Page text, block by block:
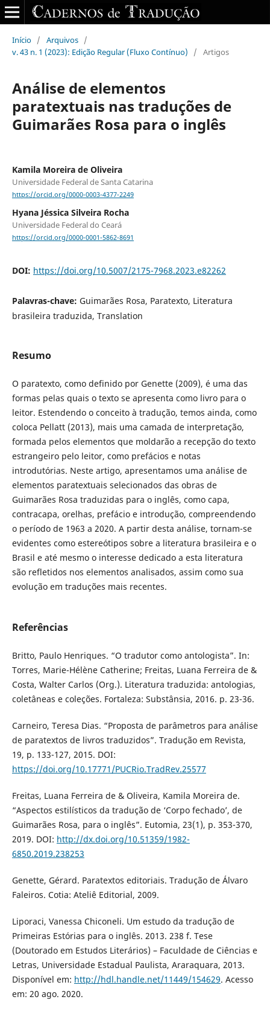
Início / Arquivos /
v. 43 n. 1 (2023): Edição Regular (Fluxo Contínuo)
/ Artigos
Análise de elementos
paratextuais nas traduções de
Guimarães Rosa para o inglês
Kamila Moreira de Oliveira
Universidade Federal de Santa Catarina
https://orcid.org/0000-0003-4377-2249
Hyana Jéssica Silveira Rocha
Universidade Federal do Ceará
https://orcid.org/0000-0001-5862-8691
DOI: https://doi.org/10.5007/2175-7968.2023.e82262
Palavras-chave: Guimarães Rosa, Paratexto, Literatura
brasileira traduzida, Translation
Resumo
O paratexto, como definido por Genette (2009), é uma das
formas pelas quais o texto se apresenta como livro para o
leitor. Estendendo o conceito à tradução, temos ainda, como
coloca Pellatt (2013), mais uma camada de interpretação,
formada pelos elementos que moldarão a recepção do texto
estrangeiro pelo leitor, como prefácios e notas
introdutórias. Neste artigo, apresentamos uma análise de
elementos paratextuais selecionados das obras de
Guimarães Rosa traduzidas para o inglês, como capa,
contracapa, orelhas, prefácio e introdução, compreendendo
o período de 1963 a 2020. A partir desta análise, tornam-se
evidentes como estereótipos sobre a literatura brasileira e o
Brasil e até mesmo o interesse dedicado a esta literatura
são refletidos nos elementos analisados, assim como sua
evolução em traduções mais recentes.
Referências
Britto, Paulo Henriques. “O tradutor como antologista”. In:
Torres, Marie-Hélène Catherine; Freitas, Luana Ferreira de &
Costa, Walter Carlos (Org.). Literatura traduzida: antologias,
coletâneas e coleções. Fortaleza: Substânsia, 2016. p. 23-36.
Carneiro, Teresa Dias. “Proposta de parâmetros para análise
de paratextos de livros traduzidos”. Tradução em Revista,
19, p. 133-127, 2015. DOI:
https://doi.org/10.17771/PUCRio.TradRev.25577
Freitas, Luana Ferreira de & Oliveira, Kamila Moreira de.
“Aspectos estilísticos da tradução de ‘Corpo fechado’, de
Guimarães Rosa, para o inglês”. Eutomia, 23(1), p. 353-370,
2019. DOI: http://dx.doi.org/10.51359/1982-
6850.2019.238253
Genette, Gérard. Paratextos editoriais. Tradução de Álvaro
Faleiros. Cotia: Ateliê Editorial, 2009.
Liporaci, Vanessa Chiconeli. Um estudo da tradução de
Primeiras Estórias para o inglês. 2013. 238 f. Tese
(Doutorado em Estudos Literários) – Faculdade de Ciências e
Letras, Universidade Estadual Paulista, Araraquara, 2013.
Disponível em: http://hdl.handle.net/11449/154629. Acesso
em: 20 ago. 2020.